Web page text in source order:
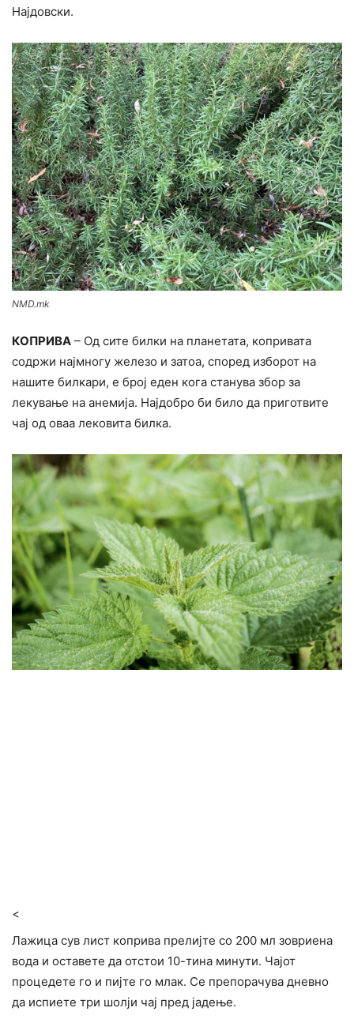
Најдовски.
NMD.mk
КОПРИВА – Од сите билки на планетата, копривата
содржи најмногу железо и затоа, според изборот на
нашите билкари, е број еден кога станува збор за
лекување на анемија. Најдобро би било да приготвите
чај од оваа лековита билка.
<
Лажица сув лист коприва прелијте со 200 мл зовриена
вода и оставете да отстои 10-тина минути. Чајот
процедете го и пијте го млак. Се препорачува дневно
да испиете три шолји чај пред јадење.